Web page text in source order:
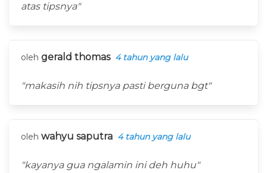
atas tipsnya"
oleh gerald thomas 4 tahun yang lalu
"makasih nih tipsnya pasti berguna bgt"
oleh wahyu saputra 4 tahun yang lalu
"kayanya gua ngalamin ini deh huhu"